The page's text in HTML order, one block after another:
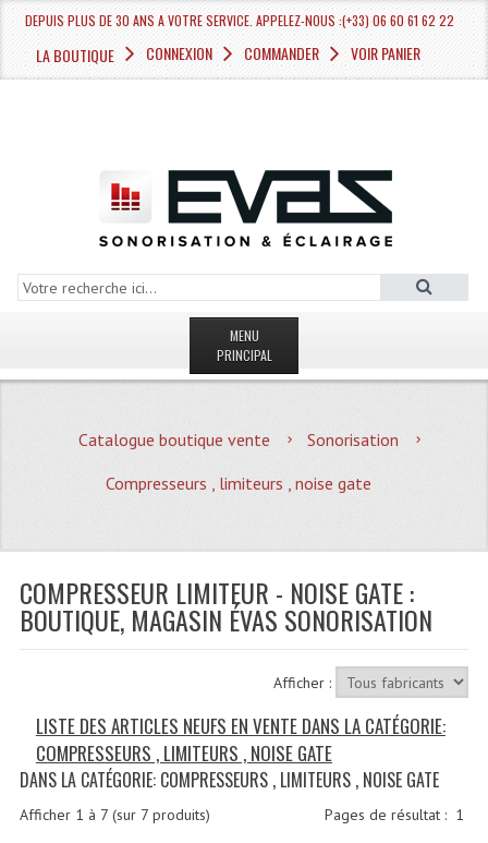
DEPUIS PLUS DE 30 ANS A VOTRE SERVICE. APPELEZ-NOUS :(+33) 06 60 61 62 22
LA BOUTIQUE CONNEXION COMMANDER VOIR PANIER
MENU
PRINCIPAL
MAGASIN
Quoi De Neuf?
Plan Acces, Horaires.
Location De Matériel
Recevoir Nos Promotions
Catalogue boutique vente
Sonorisation
Compresseurs , limiteurs , noise gate
COMPRESSEUR LIMITEUR - NOISE GATE :
BOUTIQUE, MAGASIN ÉVAS SONORISATION
Afficher :
LISTE DES ARTICLES NEUFS EN VENTE DANS LA CATÉGORIE:
COMPRESSEURS , LIMITEURS , NOISE GATE
DANS LA CATÉGORIE: COMPRESSEURS , LIMITEURS , NOISE GATE
Pages de résultat : 1
Afficher 1 à 7(sur 7produits)